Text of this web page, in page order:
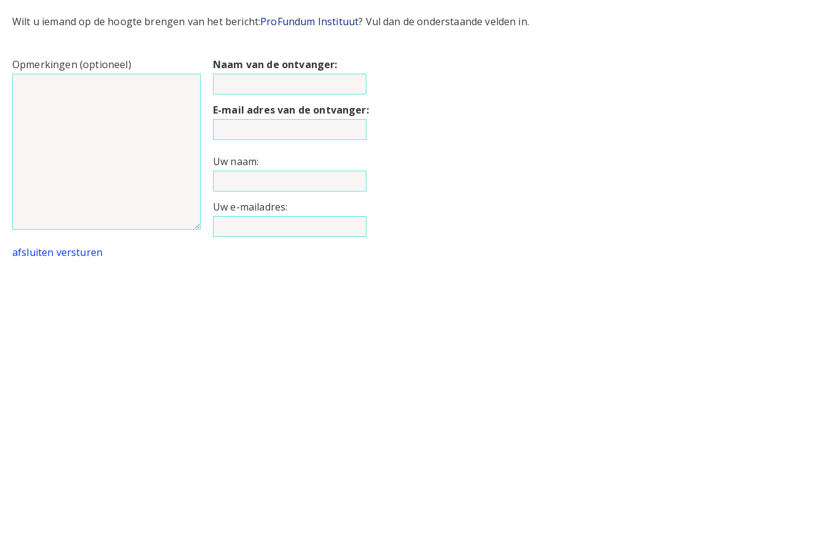
Wilt u iemand op de hoogte brengen van het bericht:ProFundum Instituut? Vul dan de onderstaande velden in.
Opmerkingen (optioneel) Naam van de ontvanger:
E-mail adres van de ontvanger:
Uw naam:
Uw e-mailadres:
afsluiten versturen